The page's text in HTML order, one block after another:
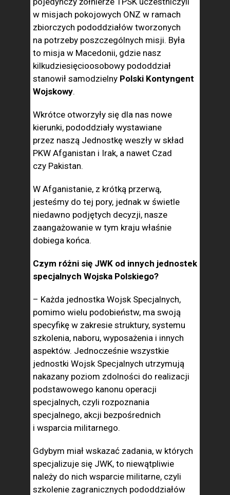
w misjach pokojowych ONZ w ramach
zbiorczych pododdziałów tworzonych
na potrzeby poszczególnych misji. Była
to misja w Macedonii, gdzie nasz
kilkudziesięcioosobowy pododdział
stanowił samodzielny Polski Kontyngent
Wojskowy.
Wkrótce otworzyły się dla nas nowe
kierunki, pododdziały wystawiane
przez naszą Jednostkę weszły w skład
PKW Afganistan i Irak, a nawet Czad
czy Pakistan.
W Afganistanie, z krótką przerwą,
jesteśmy do tej pory, jednak w świetle
niedawno podjętych decyzji, nasze
zaangażowanie w tym kraju właśnie
dobiega końca.
Czym różni się JWK od innych jednostek
specjalnych Wojska Polskiego?
– Każda jednostka Wojsk Specjalnych,
pomimo wielu podobieństw, ma swoją
specyfikę w zakresie struktury, systemu
szkolenia, naboru, wyposażenia i innych
aspektów. Jednocześnie wszystkie
jednostki Wojsk Specjalnych utrzymują
nakazany poziom zdolności do realizacji
podstawowego kanonu operacji
specjalnych, czyli rozpoznania
specjalnego, akcji bezpośrednich
i wsparcia militarnego.
Gdybym miał wskazać zadania, w których
specjalizuje się JWK, to niewątpliwie
należy do nich wsparcie militarne, czyli
szkolenie zagranicznych pododdziałów